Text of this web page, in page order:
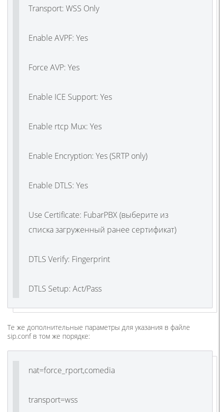
Transport: WSS Only
Enable AVPF: Yes
Force AVP: Yes
Enable ICE Support: Yes
Enable rtcp Mux: Yes
Enable Encryption: Yes (SRTP only)
Enable DTLS: Yes
Use Certificate: FubarPBX (выберите из
списка загруженный ранее сертификат)
DTLS Verify: Fingerprint
DTLS Setup: Act/Pass
Те же дополнительные параметры для указания в файле
sip.conf в том же порядке:
nat=force_rport,comedia
transport=wss